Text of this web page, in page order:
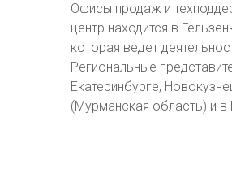
Офисы продаж и
центр находится в
которая ведет
Региональные
Екатеринбурге,
(Мурманская область) и в